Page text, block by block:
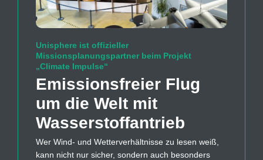
Unisphere ist offizieller
Missionsplanungspartner beim Projekt
„Climate Impulse“
Emissions­freier Flug
um die Welt mit
Wasserstoff­antrieb
Wer Wind- und Wetterverhältnisse zu lesen weiß,
kann nicht nur sicher, sondern auch besonders